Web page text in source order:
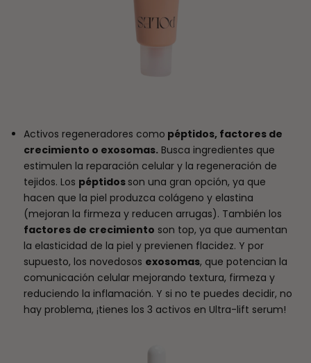
Activos regeneradores como péptidos, factores de
crecimiento o exosomas. Busca ingredientes que
estimulen la reparación celular y la regeneración de
tejidos. Los péptidos son una gran opción, ya que
hacen que la piel produzca colágeno y elastina
(mejoran la firmeza y reducen arrugas). También los
factores de crecimiento son top, ya que aumentan
la elasticidad de la piel y previenen flacidez. Y por
supuesto, los novedosos exosomas, que potencian la
comunicación celular mejorando textura, firmeza y
reduciendo la inflamación. Y si no te puedes decidir, no
hay problema, ¡tienes los 3 activos en Ultra-lift serum!